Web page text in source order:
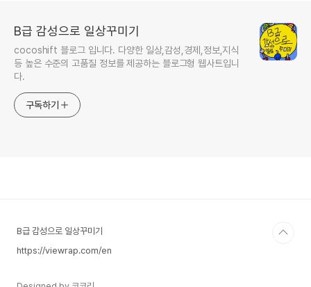
B급 감성으로 일상꾸미기
cocoshift 블로그 입니다. 다양한 일상,감성,경제,정보,지식
등 높은 수준의 고품질 정보를 제공하는 블로그형 웹사트입니
다.
구독하기
B급 감성으로 일상꾸미기
https://viewrap.com/en